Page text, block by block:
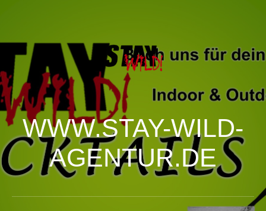
WWW.STAY-WILD-
AGENTUR.DE